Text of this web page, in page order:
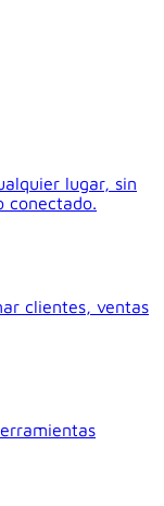
lugar, sin
conectado.
clientes, ventas